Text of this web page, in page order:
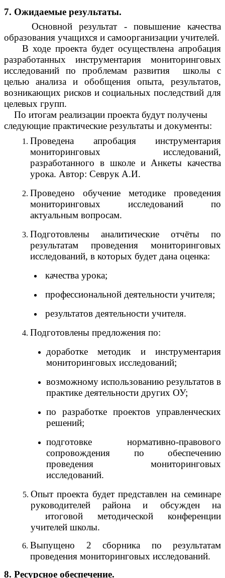
7. Ожидаемые результаты.
Основной результат - повышение качества
образования учащихся и самоорганизации учителей.
В ходе проекта будет осуществлена апробация
разработанных инструментария мониторинговых
исследований по проблемам развития школы с
целью анализа и обобщения опыта, результатов,
возникающих рисков и социальных последствий для
целевых групп.
По итогам реализации проекта будут получены
следующие практические результаты и документы:
Проведена апробация инструментария
мониторинговых исследований,
разработанного в школе и Анкеты качества
урока. Автор: Севрук А.И.
Проведено обучение методике проведения
мониторинговых исследований по
актуальным вопросам.
Подготовлены аналитические отчёты по
результатам проведения мониторинговых
исследований, в которых будет дана оценка:
качества урока;
профессиональной деятельности учителя;
результатов деятельности учителя.
Подготовлены предложения по:
доработке методик и инструментария
мониторинговых исследований;
возможному использованию результатов в
практике деятельности других ОУ;
по разработке проектов управленческих
решений;
подготовке нормативно-правового
сопровождения по обеспечению
проведения мониторинговых
исследований.
Опыт проекта будет представлен на семинаре
руководителей района и обсужден на
итоговой методической конференции
учителей школы.
Выпущено 2 сборника по результатам
проведения мониторинговых исследований.
8. Ресурсное обеспечение.